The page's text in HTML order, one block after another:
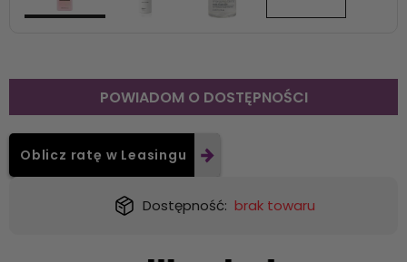
POWIADOM O DOSTĘPNOŚCI
Oblicz ratę w Leasingu
Dostępność: brak towaru